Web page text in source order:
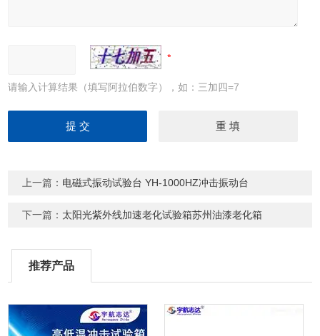
请输入计算结果（填写阿拉伯数字），如：三加四=7
上一篇： 电磁式振动试验台 YH-1000HZ冲击振动台
下一篇： 太阳光紫外线加速老化试验箱苏州油漆老化箱
推荐产品